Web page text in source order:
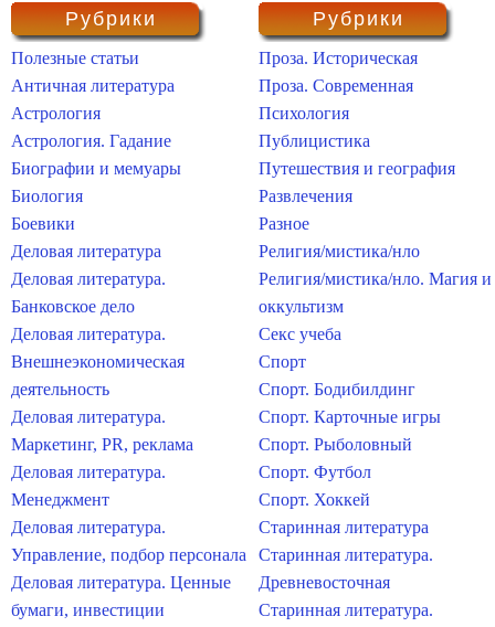
Рубрики
Полезные статьи
Античная литература
Астрология
Астрология. Гадание
Биографии и мемуары
Биология
Боевики
Деловая литература
Деловая литература.
Банковское дело
Деловая литература.
Внешнеэкономическая
деятельность
Деловая литература.
Маркетинг, PR, реклама
Деловая литература.
Менеджмент
Деловая литература.
Управление, подбор персонала
Деловая литература. Ценные
бумаги, инвестиции
Рубрики
Проза. Историческая
Проза. Современная
Психология
Публицистика
Путешествия и география
Развлечения
Разное
Религия/мистика/нло
Религия/мистика/нло. Магия и
оккультизм
Секс учеба
Спорт
Спорт. Бодибилдинг
Спорт. Карточные игры
Спорт. Рыболовный
Спорт. Футбол
Спорт. Хоккей
Старинная литература
Старинная литература.
Древневосточная
Старинная литература.